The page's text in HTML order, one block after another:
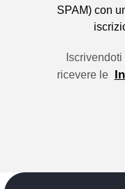
SPAM) con
ricevere le